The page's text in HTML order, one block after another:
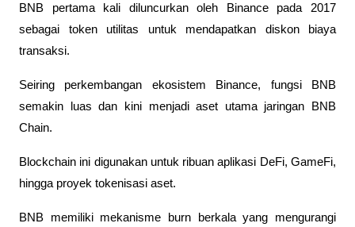
BNB pertama kali diluncurkan oleh Binance pada 2017
sebagai token utilitas untuk mendapatkan diskon biaya
transaksi.
Seiring perkembangan ekosistem Binance, fungsi BNB
semakin luas dan kini menjadi aset utama jaringan BNB
Chain.
Blockchain ini digunakan untuk ribuan aplikasi DeFi, GameFi,
hingga proyek tokenisasi aset.
BNB memiliki mekanisme burn berkala yang mengurangi